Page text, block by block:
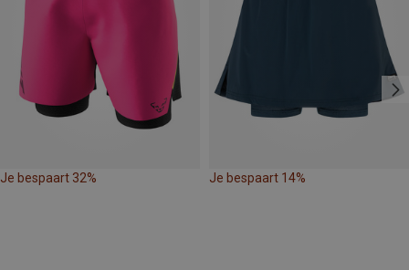
Je bespaart 32% Je bespaart 14%